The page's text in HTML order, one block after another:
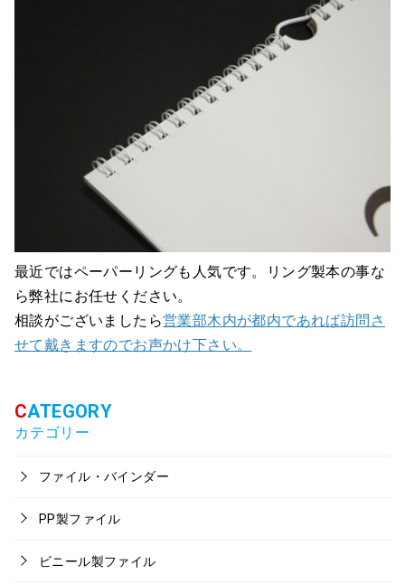
最近ではペーパーリングも人気です。リング製本の事な
ら弊社にお任せください。
相談がございましたら営業部木内が都内であれば訪問さ
せて戴きますのでお声かけ下さい。
カテゴリー
ファイル・バインダー
PP製ファイル
ビニール製ファイル